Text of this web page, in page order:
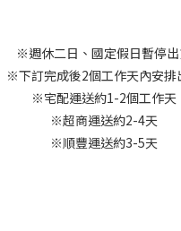
※週休二日、國定假日暫停
※下訂完成後2個工作天內安排
※宅配運送約1-2個工作天
※超商運送約2-4天
※順豐運送約3-5天